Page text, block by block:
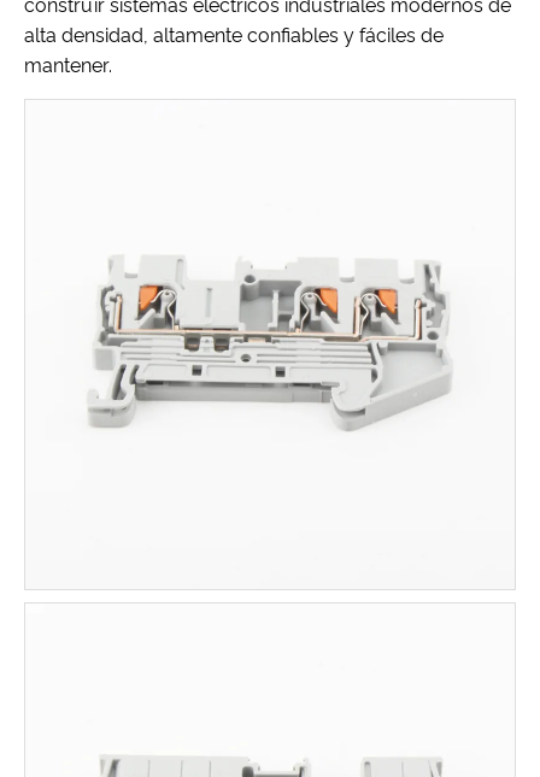
construir sistemas eléctricos industriales modernos de
alta densidad, altamente confiables y fáciles de
mantener.